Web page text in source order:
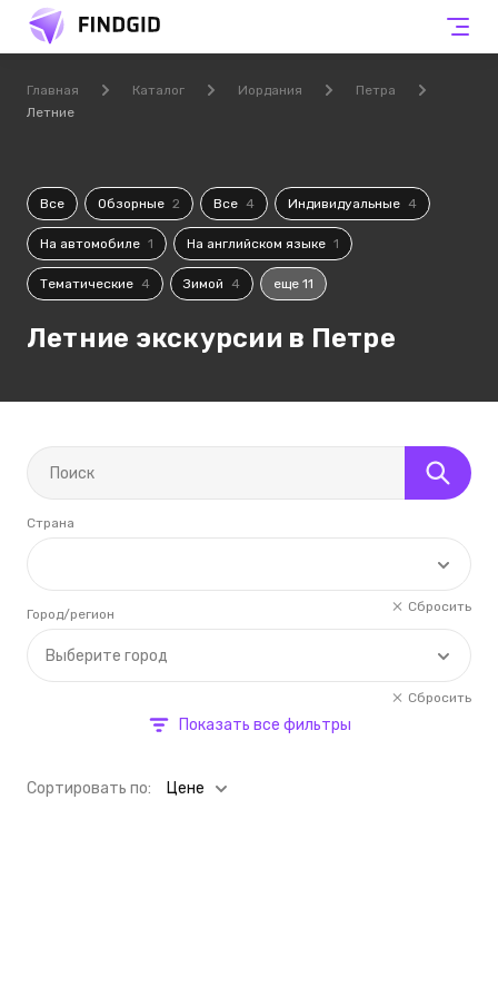
Главная Каталог Иордания
Петра
Летние
Все Обзорные 2 Все 4 Индивидуальные 4
На автомобиле 1 На английском языке 1
Тематические 4 Зимой 4 еще 11
Летние экскурсии в Петре
Страна
Сбросить
Выберите город
Город/регион
Сбросить
Показать все фильтры
Cортировать по: Цене